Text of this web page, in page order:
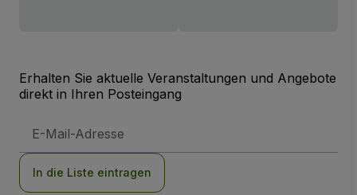
Erhalten Sie aktuelle Veranstaltungen und Angebote
direkt in Ihren Posteingang
Mail-
In die Liste eintragen